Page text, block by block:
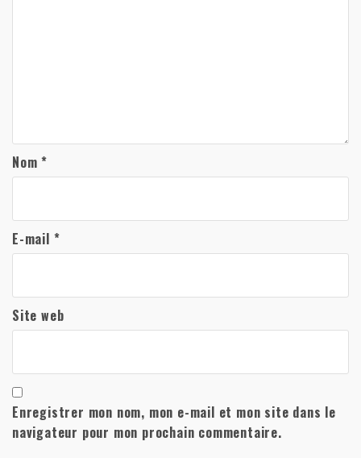
Nom*
E-mail *
Site web
Enregistrer mon nom, mon e-mail et mon site dans le
navigateur pour mon prochain commentaire.